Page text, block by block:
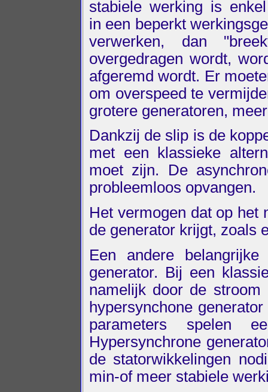
stabiele werking is
in een beperkt
verwerken, dan
overgedragen wordt,
afgeremd wordt. Er
om overspeed te
grotere generatoren,
Dankzij de slip is de
met een klassieke
moet zijn. De
probleemloos opvangen.
Het vermogen dat op het
de generator krijgt, zoals
Een andere
generator. Bij een
namelijk door de
hypersynchone
parameters spelen
Hypersynchrone
de statorwikkelingen
min-of meer stabiele